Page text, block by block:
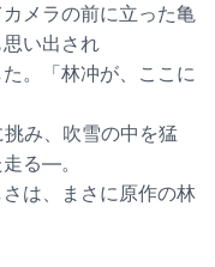
メラの前に立った亀
い出され
。「林冲が、ここに
み、吹雪の中を猛
る―。
は、まさに原作の林